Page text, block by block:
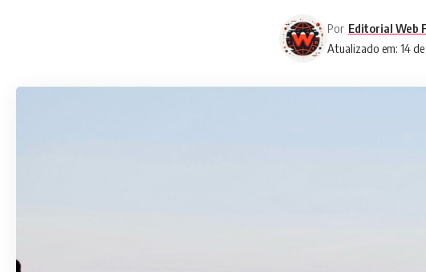
Atualizado em: 14
Por Editorial Web